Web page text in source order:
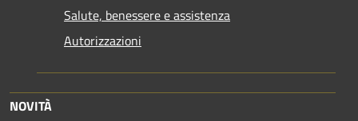
Salute, benessere e assistenza
Autorizzazioni
NOVITÀ